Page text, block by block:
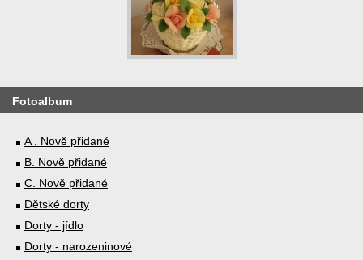
Fotoalbum
A . Nově přidané
B. Nově přidané
C. Nově přidané
Dětské dorty
Dorty - jídlo
Dorty - narozeninové